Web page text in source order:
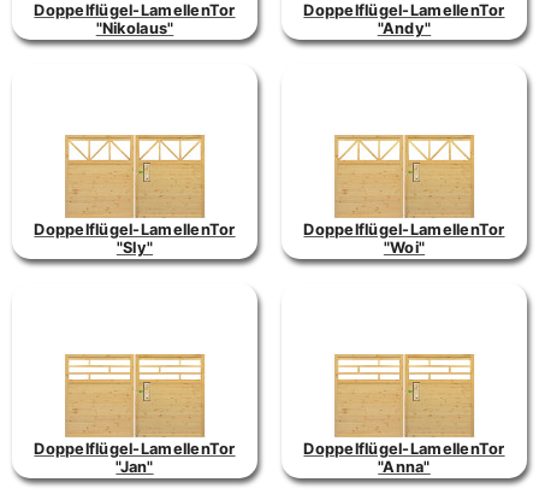
Doppelflügel-LamellenTor
"Nikolaus"
Doppelflügel-LamellenTor
"Andy"
Doppelflügel-LamellenTor
"Sly"
Doppelflügel-LamellenTor
"Woi"
Doppelflügel-LamellenTor
"Jan"
Doppelflügel-LamellenTor
"Anna"